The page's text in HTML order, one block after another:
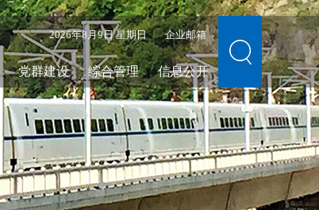
2026年8月9日 星期日 企业邮箱
党群建设 综合管理 信息公开